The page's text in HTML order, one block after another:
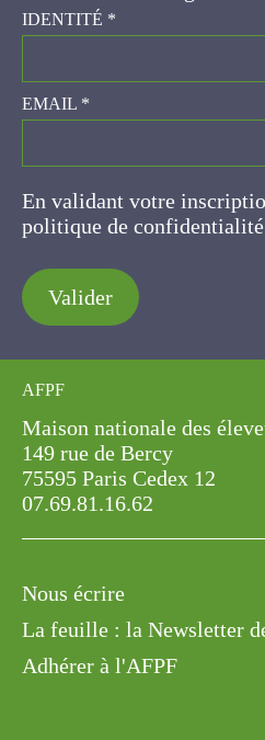
IDENTITÉ*
EMAIL*
En validant votre
politique de
Valider
AFPF
Maison nationale des
149 rue de Bercy
75595 Paris Cedex 12
07.69.81.16.62
Nous écrire
La feuille : la Newsletter
Adhérer à l'AFPF